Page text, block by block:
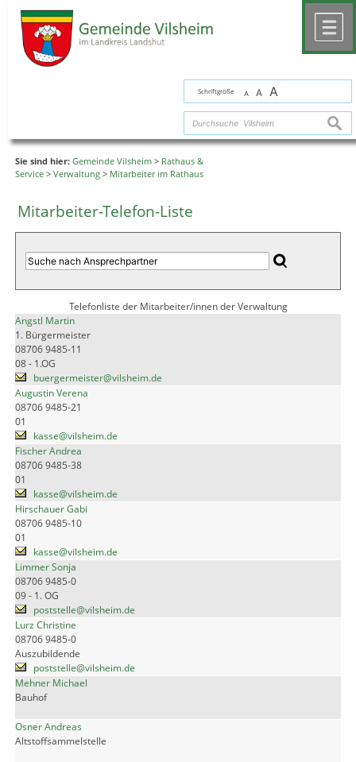
Schriftgröße A A A
Sie sind hier: Gemeinde Vilsheim > Rathaus &
Service > Verwaltung > Mitarbeiter im Rathaus
Mitarbeiter-Telefon-Liste
Telefonliste der Mitarbeiter/innen der Verwaltung
Angstl Martin
1. Bürgermeister
08706 9485-11
08 - 1.OG
buergermeister@vilsheim.de
Augustin Verena
08706 9485-21
01
kasse@vilsheim.de
Fischer Andrea
08706 9485-38
01
kasse@vilsheim.de
Hirschauer Gabi
08706 9485-10
01
kasse@vilsheim.de
Limmer Sonja
08706 9485-0
09 - 1. OG
poststelle@vilsheim.de
Lurz Christine
08706 9485-0
Auszubildende
poststelle@vilsheim.de
Mehner Michael
Bauhof
Osner Andreas
Altstoffsammelstelle